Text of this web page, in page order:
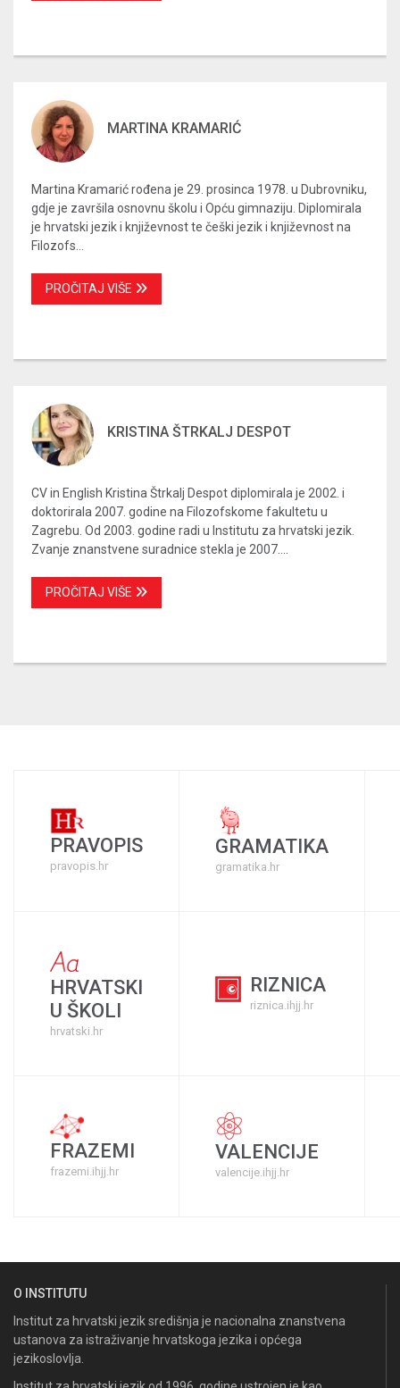
MARTINA KRAMARIĆ
Martina Kramarić rođena je 29. prosinca 1978. u Dubrovniku,
gdje je završila osnovnu školu i Opću gimnaziju. Diplomirala
je hrvatski jezik i književnost te češki jezik i književnost na
Filozofs...
PROČITAJ VIŠE
KRISTINA ŠTRKALJ DESPOT
CV in English Kristina Štrkalj Despot diplomirala je 2002. i
doktorirala 2007. godine na Filozofskome fakultetu u
Zagrebu. Od 2003. godine radi u Institutu za hrvatski jezik.
Zvanje znanstvene suradnice stekla je 2007....
PROČITAJ VIŠE
PRAVOPIS
pravopis.hr
GRAMATIKA
gramatika.hr
HRVATSKI
U ŠKOLI
hrvatski.hr
RIZNICA
riznica.ihjj.hr
FRAZEMI
frazemi.ihjj.hr
VALENCIJE
valencije.ihjj.hr
O INSTITUTU
Institut za hrvatski jezik središnja je nacionalna znanstvena
ustanova za istraživanje hrvatskoga jezika i općega
jezikoslovlja.